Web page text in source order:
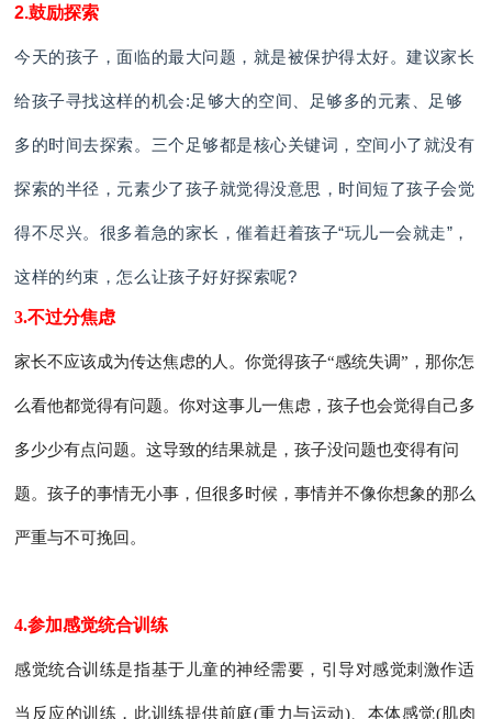
2.鼓励探索
今天的孩子，面临的最大问题，就是被保护得太好。建议家长
给孩子寻找这样的机会:足够大的空间、足够多的元素、足够
多的时间去探索。三个足够都是核心关键词，空间小了就没有
探索的半径，元素少了孩子就觉得没意思，时间短了孩子会觉
得不尽兴。很多着急的家长，催着赶着孩子“玩儿一会就走”，
这样的约束，怎么让孩子好好探索呢?
3.不过分焦虑
家长不应该成为传达焦虑的人。你觉得孩子“感统失调”，那你怎
么看他都觉得有问题。你对这事儿一焦虑，孩子也会觉得自己多
多少少有点问题。这导致的结果就是，孩子没问题也变得有问
题。孩子的事情无小事，但很多时候，事情并不像你想象的那么
严重与不可挽回。
4.参加感觉统合训练
感觉统合训练是指基于儿童的神经需要，引导对感觉刺激作适
当反应的训练，此训练提供前庭(重力与运动)、本体感觉(肌肉